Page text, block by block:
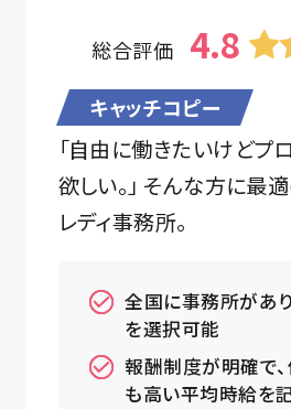
総合評価 4.8
キャッチコピー
「自由に働きたいけどプ
欲しい。」 そんな方に最
レディ事務所。
全国に事務所があ
を選択可能
報酬制度が明確で
も高い平均時給を